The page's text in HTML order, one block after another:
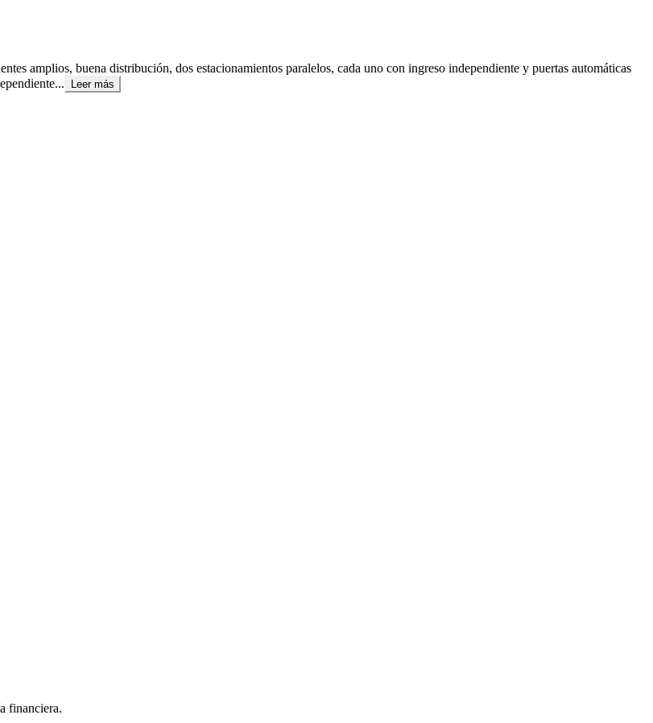
amplios, buena distribución, dos estacionamientos paralelos, cada uno con ingreso independiente y puertas automáticas
Leer más
financiera.